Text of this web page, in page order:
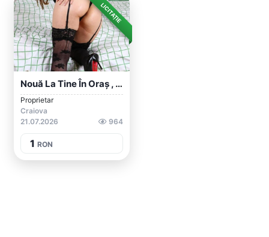
LICITAȚIE
Nouă La Tine În Oraș , Poze 100%reale
Proprietar
Craiova
21.07.2026
964
1 RON